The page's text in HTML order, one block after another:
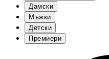
Дамски
Мъжки
Детски
Премиери